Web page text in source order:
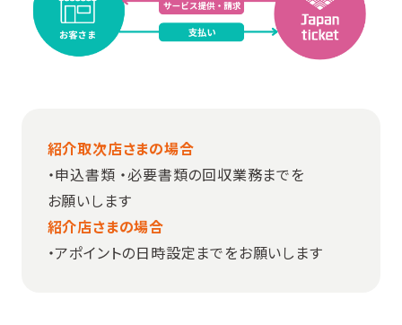
紹介取次店さまの場合
・申込書類 ・必要書類の回収業務までを
お願いします
紹介店さまの場合
・アポイントの日時設定までをお願いします